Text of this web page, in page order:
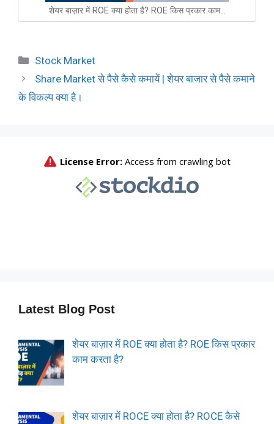
शेयर बाज़ार में ROE क्या होता है? ROE किस प्रकार काम…
Categories
Stock Market
Share Market से पैसे कैसे कमायें | शेयर बाजार से पैसे कमाने
के विकल्प क्या है।
Latest Blog Post
शेयर बाज़ार में ROE क्या होता है? ROE किस प्रकार
काम करता है?
शेयर बाज़ार में ROCE क्या होता है? ROCE कैसे